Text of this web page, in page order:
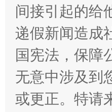
间接引起的给
递假新闻造成
国宪法，保障
无意中涉及到
或更正。特请